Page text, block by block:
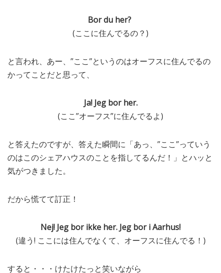
Bor du her?
(ここに住んでるの？)
と言われ、あー、”ここ”というのはオーフスに住んでるの
かってことだと思って、
Ja! Jeg bor her.
(ここ”オーフス”に住んでるよ)
と答えたのですが、答えた瞬間に「あっ、”ここ”っていう
のはこのシェアハウスのことを指してるんだ！」とハッと
気がつきました。
だから慌てて訂正！
Nej! Jeg bor ikke her. Jeg bor i Aarhus!
(違う! ここには住んでなくて、オーフスに住んでる！)
すると・・・けたけたっと笑いながら